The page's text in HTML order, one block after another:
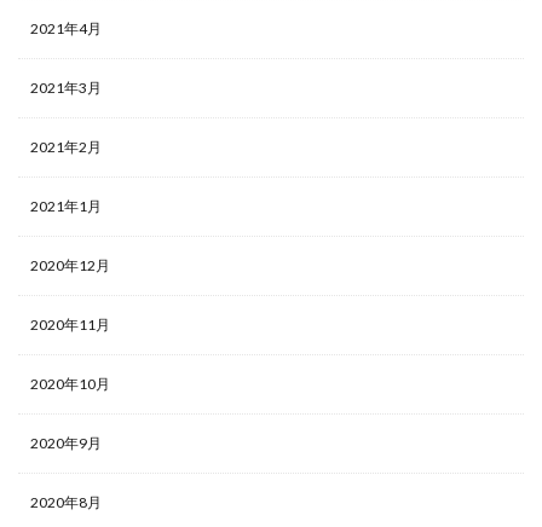
2021年4月
2021年3月
2021年2月
2021年1月
2020年12月
2020年11月
2020年10月
2020年9月
2020年8月